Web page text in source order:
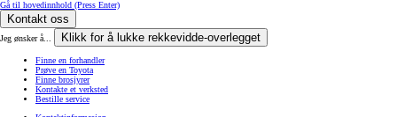
Gå til hovedinnhold (Press Enter)
Kontakt oss
Jeg ønsker å... Klikk for å lukke rekkevidde-overlegget
Finne en forhandler
Prøve en Toyota
Finne brosjyrer
Kontakte et verksted
Bestille service